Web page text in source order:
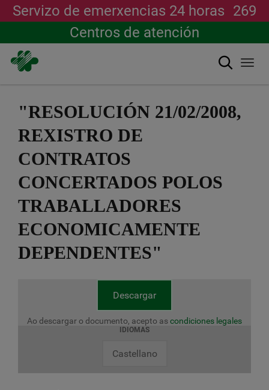
contido
Servizo de emerxencias 24 horas 269
Centros de atención
Buscar
"RESOLUCIÓN 21/02/2008,
REXISTRO DE
CONTRATOS
CONCERTADOS POLOS
TRABALLADORES
ECONOMICAMENTE
DEPENDENTES"
Descargar
Ao descargar o documento, acepto ascondiciones legales
IDIOMAS
Castellano